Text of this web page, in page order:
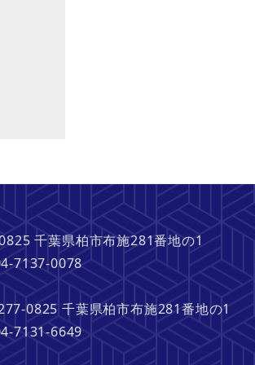
県柏市布施281番地の1
0078
0825 千葉県柏市布施281番地の1
6649